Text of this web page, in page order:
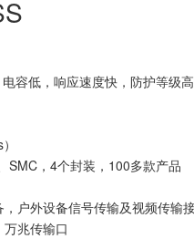
容低，响应速度快，防护等级
SMC，4个封装，100多款产品
户外设备信号传输及视频传输
兆传输口